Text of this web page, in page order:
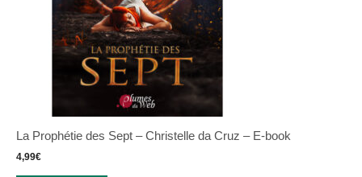
La Prophétie des Sept –Christelle da Cruz – E-book
4,99€